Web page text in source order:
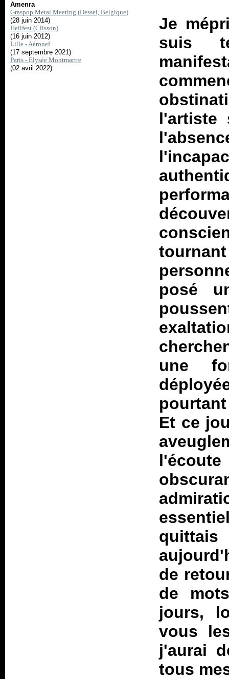
Amenra
Graspop Metal Meeting (Dessel, Belgique)
(28 juin 2014)
Hellfest (Clisson)
(16 juin 2012)
Lille - Aéronef
(17 septembre 2021)
Paris - Elysée Montmartre
(02 avril 2022)
Je
suis
l'artiste
posé
une
Et ce
quittais
de
de
jours,
vous
j'aurai
tous